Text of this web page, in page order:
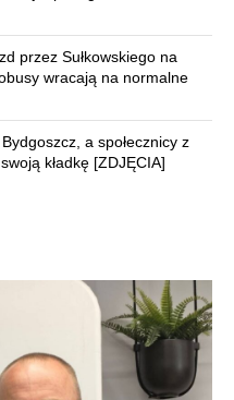
przez Sułkowskiego na
wracają na normalne
a społecznicy z
kładkę [ZDJĘCIA]